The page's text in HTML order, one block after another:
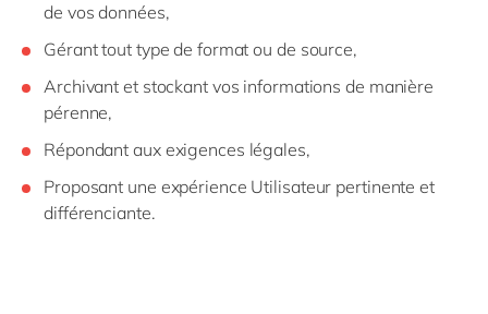
de vos données,
Gérant tout type de format ou de source,
Archivant et stockant vos informations de manière
pérenne,
Répondant aux exigences légales,
Proposant une expérience Utilisateur pertinente et
différenciante.